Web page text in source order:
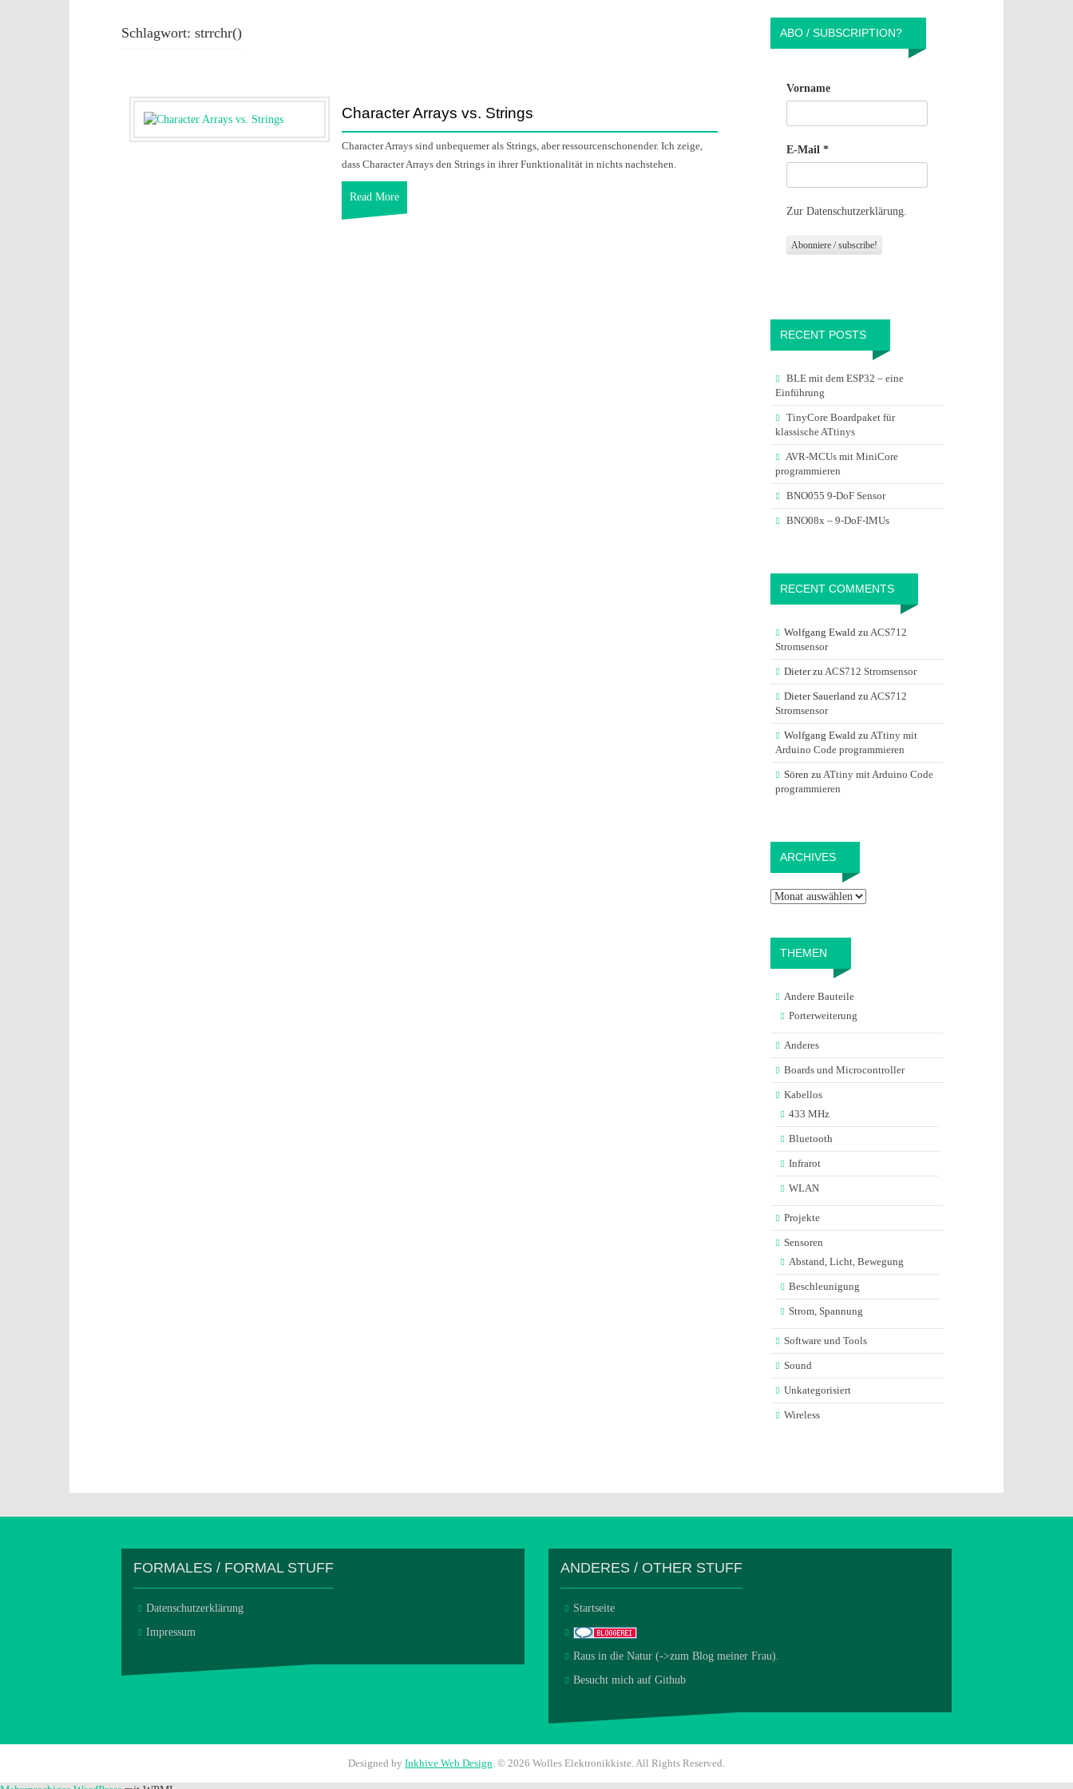
Schlagwort: strrchr()
Character Arrays vs. Strings
Character Arrays sind unbequemer als Strings, aber ressourcenschonender. Ich zeige,
dass Character Arrays den Strings in ihrer Funktionalität in nichts nachstehen.
Read More
ABO / SUBSCRIPTION?
Vorname
E-Mail *
Zur Datenschutzerklärung.
RECENT POSTS
BLE mit dem ESP32 – eine
Einführung
TinyCore Boardpaket für
klassische ATtinys
AVR-MCUs mit MiniCore
programmieren
BNO055 9-DoF Sensor
BNO08x – 9-DoF-IMUs
RECENT COMMENTS
Wolfgang Ewaldzu ACS712
Stromsensor
Dieterzu ACS712 Stromsensor
Dieter Sauerlandzu ACS712
Stromsensor
Wolfgang Ewaldzu ATtiny mit
Arduino Code programmieren
Sören zu ATtiny mit Arduino Code
programmieren
ARCHIVES
THEMEN
Andere Bauteile
Porterweiterung
Anderes
Boards und Microcontroller
Kabellos
433 MHz
Bluetooth
Infrarot
WLAN
Projekte
Sensoren
Abstand, Licht, Bewegung
Beschleunigung
Strom, Spannung
Software und Tools
Sound
Unkategorisiert
Wireless
FORMALES / FORMAL STUFF
Datenschutzerklärung
Impressum
ANDERES / OTHER STUFF
Startseite
Raus in die Natur (->zum Blog meiner Frau).
Besucht mich auf Github
Designed by Inkhive Web Design. © 2026 Wolles Elektronikkiste. All Rights Reserved.